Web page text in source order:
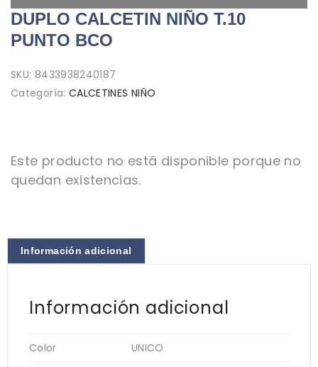
DUPLO CALCETIN NIÑO T.10
PUNTO BCO
SKU: 8433938240187
Categoría: CALCETINES NIÑO
Este producto no está disponible porque no
quedan existencias.
Información adicional
Información adicional
Color UNICO